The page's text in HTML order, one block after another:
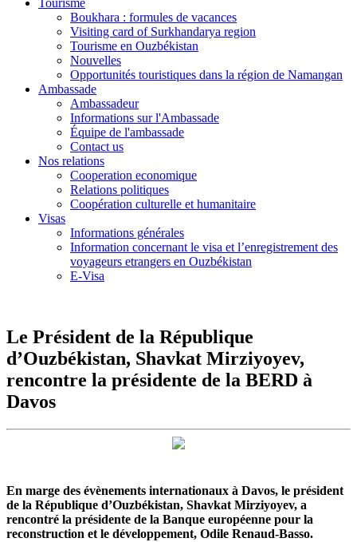
Tourisme
Boukhara : formules de vacances
Visiting card of Surkhandarya region
Tourisme en Ouzbékistan
Nouvelles
Opportunités touristiques dans la région de Namangan
Ambassade
Ambassadeur
Informations sur l'Ambassade
Équipe de l'ambassade
Contact us
Nos relations
Cooperation economique
Relations politiques
Coopération culturelle et humanitaire
Visas
Informations générales
Information concernant le visa et l’enregistrement des
voyageurs etrangers en Ouzbékistan
E-Visa
Le Président de la République
d’Ouzbékistan, Shavkat Mirziyoyev,
rencontre la présidente de la BERD à
Davos
En marge des évènements internationaux à Davos, le président
de la République d’Ouzbékistan, Shavkat Mirziyoyev, a
rencontré la présidente de la Banque européenne pour la
reconstruction et le développement, Odile Renaud-Basso.